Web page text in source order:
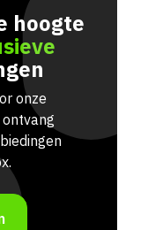
hoogte
onze